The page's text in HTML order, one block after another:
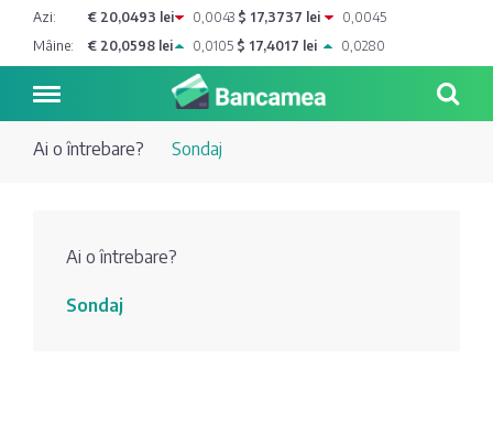
Azi: € 20,0493 lei 0,0043 $ 17,3737 lei
0,0045
Mâine:
€ 20,0598 lei 0,0105 $ 17,4017 lei 0,0280
bancher
Ai o întrebare? Sondaj
Ai o întrebare?
Sondaj